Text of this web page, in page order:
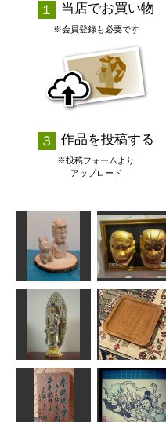
当店でお買い物
※会員登録も必要です
作品を投稿する
※投稿フォームより
アップロード
モアイさんと
ピカチュウ
moti
雷電・狐蛇
武宝
月光菩薩立像
アイヌ イタ
（お盆）